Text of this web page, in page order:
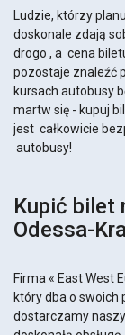
Ludzie, którzy
doskonale zdają
drogo , a cena
pozostaje znaleźć
kursach autobusy
martw się - kupuj
jest całkowicie
autobusy!
Kupić bilet
Odessa-
Firma « East West
który dba o swoich
dostarczamy